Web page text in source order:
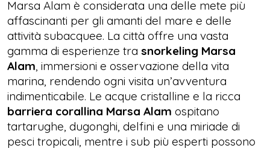
Marsa Alam è considerata una delle mete più
affascinanti per gli amanti del mare e delle
attività subacquee. La città offre una vasta
gamma di esperienze tra snorkeling Marsa
Alam, immersioni e osservazione della vita
marina, rendendo ogni visita un’avventura
indimenticabile. Le acque cristalline e la ricca
barriera corallina Marsa Alam ospitano
tartarughe, dugonghi, delfini e una miriade di
pesci tropicali, mentre i sub più esperti possono